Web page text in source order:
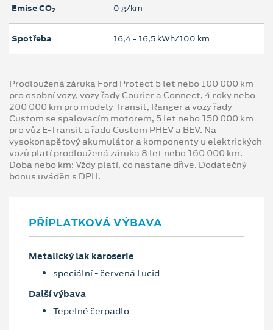
Emise CO2 0 g/km
Spotřeba 16,4 ‐ 16,5 kWh/100 km
Prodloužená záruka Ford Protect 5 let nebo 100 000 km
pro osobní vozy, vozy řady Courier a Connect, 4 roky nebo
200 000 km pro modely Transit, Ranger a vozy řady
Custom se spalovacím motorem, 5 let nebo 150 000 km
pro vůz E-Transit a řadu Custom PHEV a BEV. Na
vysokonapěťový akumulátor a komponenty u elektrických
vozů platí prodloužená záruka 8 let nebo 160 000 km.
Doba nebo km: Vždy platí, co nastane dříve. Dodatečný
bonus uváděn s DPH.
PŘÍPLATKOVÁ VÝBAVA
Metalický lak karoserie
speciální - červená Lucid
Další výbava
Tepelné čerpadlo